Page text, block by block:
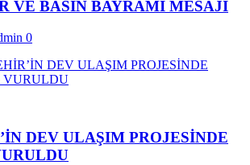
VE BASIN BAYRAMI MESAJI
0
DEV ULAŞIM PROJESİNDE